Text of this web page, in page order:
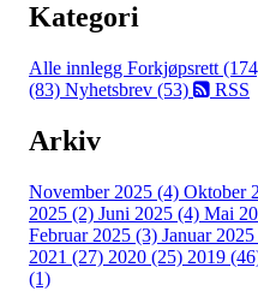
Kategori
Alle innlegg Forkjøpsrett
(83) Nyhetsbrev (53) RSS
Arkiv
November 2025 (4) Oktober
2025 (2) Juni 2025 (4) Mai
Februar 2025 (3) Januar
2021 (27) 2020 (25) 2019
(1)